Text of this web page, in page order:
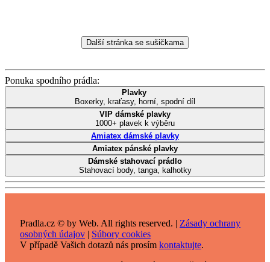
Další stránka se sušičkama
Ponuka spodního prádla:
Plavky
Boxerky, kraťasy, horní, spodní díl
VIP dámské plavky
1000+ plavek k výběru
Amiatex dámské plavky
Amiatex pánské plavky
Dámské stahovací prádlo
Stahovací body, tanga, kalhotky
Pradla.cz © by Web. All rights reserved. | Zásady ochrany
osobných údajov | Súbory cookies
V případě Vašich dotazů nás prosím kontaktujte.